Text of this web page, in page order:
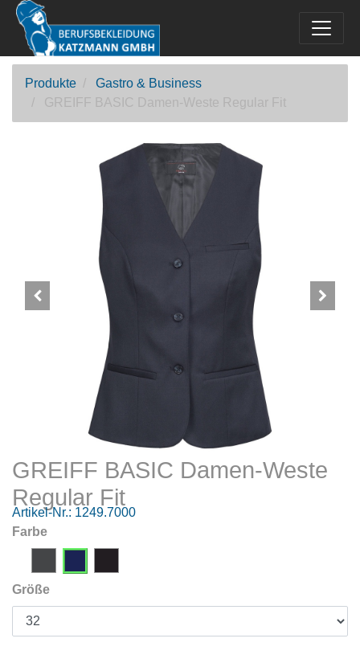
Produkte
Gastro & Business
GREIFF BASIC Damen-Weste Regular Fit
GREIFF BASIC Damen-Weste
Regular Fit
Artikel-Nr.: 1249.7000
Farbe
Größe